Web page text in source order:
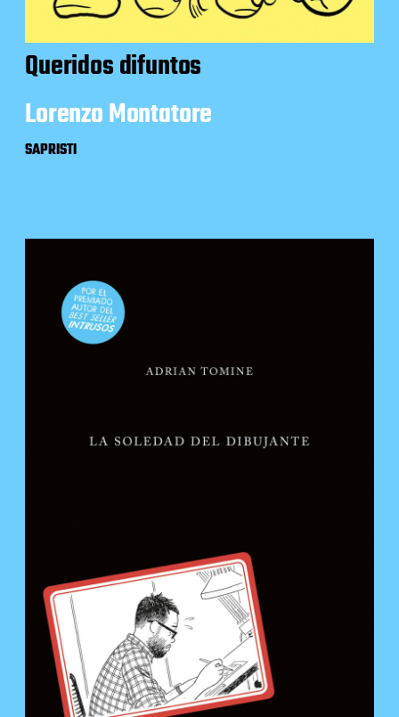
Queridos difuntos
Lorenzo Montatore
SAPRISTI